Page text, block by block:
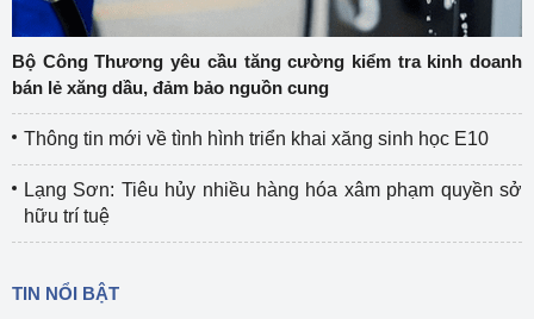
Bộ Công Thương yêu cầu tăng cường kiểm tra kinh doanh
bán lẻ xăng dầu, đảm bảo nguồn cung
Thông tin mới về tình hình triển khai xăng sinh học E10
Lạng Sơn: Tiêu hủy nhiều hàng hóa xâm phạm quyền sở
hữu trí tuệ
TIN NỔI BẬT